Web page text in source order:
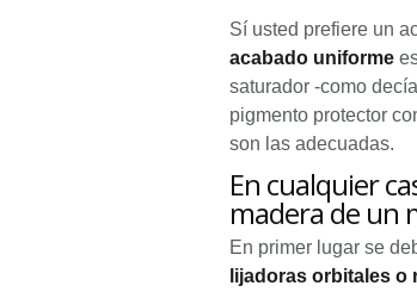
Sí usted prefiere un
acabado uniforme
saturador -como
pigmento protector
son las adecuadas.
En cualquier
madera de un
En primer lugar se
lijadoras orbitales o